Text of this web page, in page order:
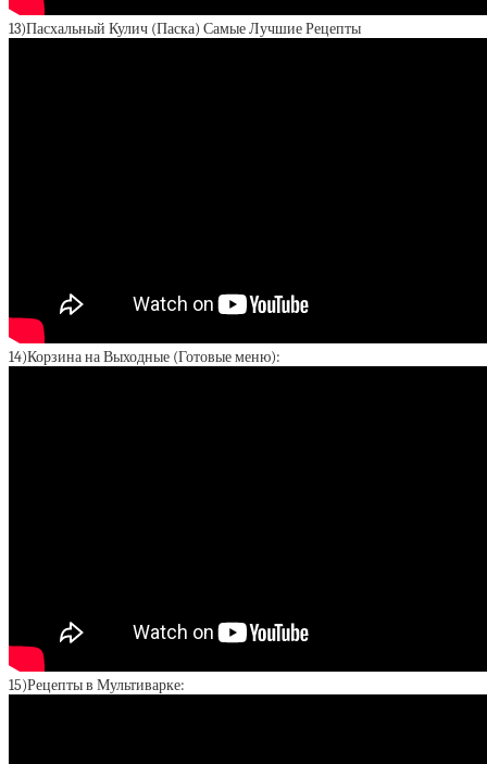
13)Пасхальный Кулич (Паска) Самые Лучшие Рецепты
14)Корзина на Выходные (Готовые меню):
15)Рецепты в Мультиварке: